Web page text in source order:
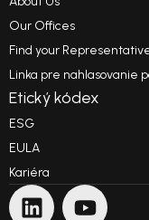
Our Offices
Find your
Linka pre nahlasovanie
Etický kódex
ESG
EULA
Kariéra